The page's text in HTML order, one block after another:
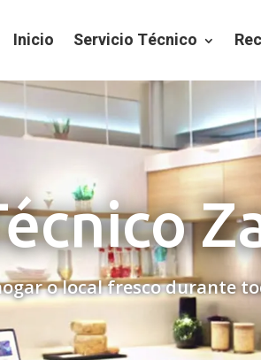
Inicio Servicio Técnico
o local fresco durante